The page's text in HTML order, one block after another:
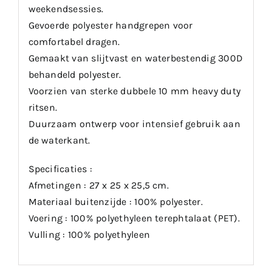
weekendsessies.
Gevoerde polyester handgrepen voor
comfortabel dragen.
Gemaakt van slijtvast en waterbestendig 300D
behandeld polyester.
Voorzien van sterke dubbele 10 mm heavy duty
ritsen.
Duurzaam ontwerp voor intensief gebruik aan
de waterkant.
Specificaties :
Afmetingen : 27 x 25 x 25,5 cm.
Materiaal buitenzijde : 100% polyester.
Voering : 100% polyethyleen terephtalaat (PET).
Vulling : 100% polyethyleen